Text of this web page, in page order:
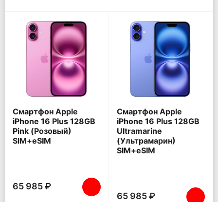
Смартфон Apple
iPhone 16 Plus 128GB
Pink (Розовый)
SIM+eSIM
65 985 ₽
Смартфон Apple
iPhone 16 Plus 128GB
Ultramarine
(Ультрамарин)
SIM+eSIM
65 985 ₽